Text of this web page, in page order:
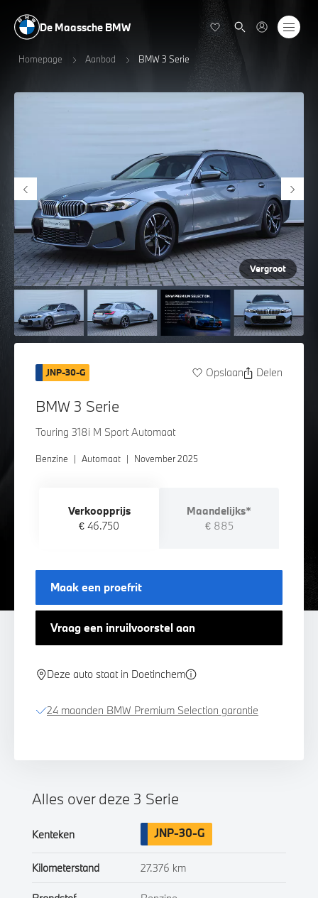
De Maassche BMW
Homepage Aanbod BMW 3 Serie
Vergroot
JNP-30-G Opslaan Delen
BMW 3 Serie
Touring 318i M Sport Automaat
Benzine | Automaat | November 2025
Verkoopprijs
€ 46.750
Maandelijks*
€ 885
Maak een proefrit
Vraag een inruilvoorstel aan
Deze auto staat in Doetinchem
24 maanden BMW Premium Selection garantie
Alles over deze 3 Serie
Kenteken JNP-30-G
Kilometerstand 27.376 km